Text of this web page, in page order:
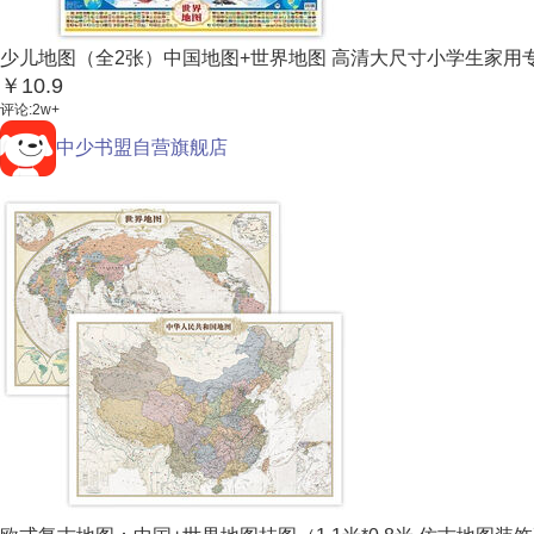
少儿地图（全2张）中国地图+世界地图 高清大尺寸小学生家用
￥10.9
评论:2w+
中少书盟自营旗舰店